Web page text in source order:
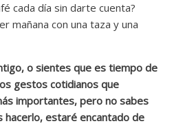
cada día sin darte cuenta?
mañana con una taza y una
o sientes que es tiempo de
gestos cotidianos que
importantes, pero no sabes
hacerlo, estaré encantado de